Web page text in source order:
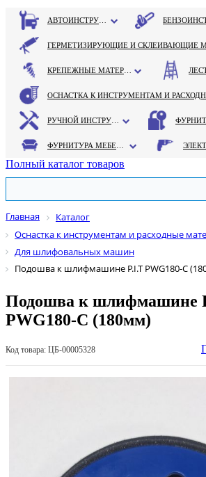
Полный каталог товаров
Главная
Каталог
Оснастка к инструментам и расходные
Для шлифовальных машин
Подошва к шлифмашине P.I.T PWG180-C
Подошва к шлифмашине
PWG180-C (180мм)
Код товара: ЦБ-00005328